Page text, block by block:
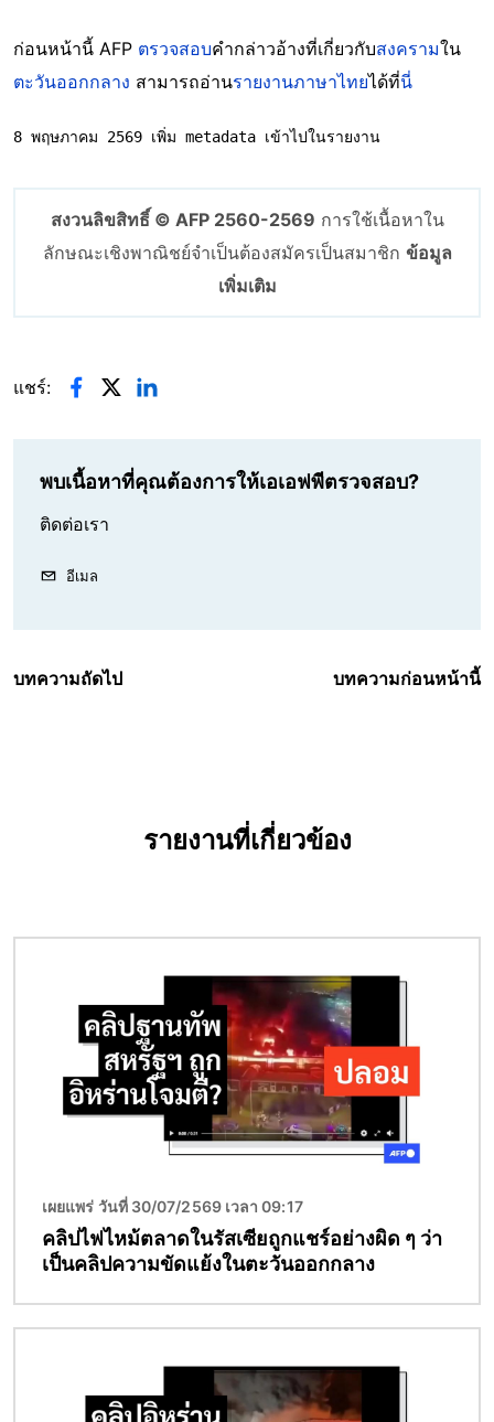
ก่อนหน้านี้ AFP ตรวจสอบคำกล่าวอ้างที่เกี่ยวกับสงครามใน
ตะวันออกกลาง สามารถอ่านรายงานภาษาไทยได้ที่นี่
8 พฤษภาคม 2569 เพิ่ม metadata เข้าไปในรายงาน
สงวนลิขสิทธิ์ © AFP 2560-2569 การใช้เนื้อหาใน
ลักษณะเชิงพาณิชย์จำเป็นต้องสมัครเป็นสมาชิก ข้อมูล
เพิ่มเติม
แชร์:
พบเนื้อหาที่คุณต้องการให้เอเอฟพีตรวจสอบ?
ติดต่อเรา
อีเมล
บทความถัดไป บทความก่อนหน้านี้
รายงานที่เกี่ยวข้อง
เผยแพร่ วันที่ 30/07/2569 เวลา 09:17
คลิปไฟไหม้ตลาดในรัสเซียถูกแชร์อย่างผิด ๆ ว่า
เป็นคลิปความขัดแย้งในตะวันออกกลาง